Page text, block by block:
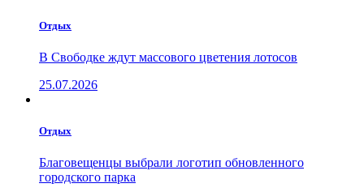
Отдых
В Свободке ждут массового цветения лотосов
25.07.2026
Отдых
Благовещенцы выбрали логотип обновленного
городского парка